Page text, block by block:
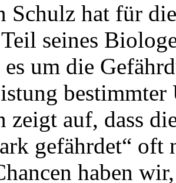
Schulz hat für
seines
um die
bestimmter
zeigt auf, dass
gefährdet“ oft
haben